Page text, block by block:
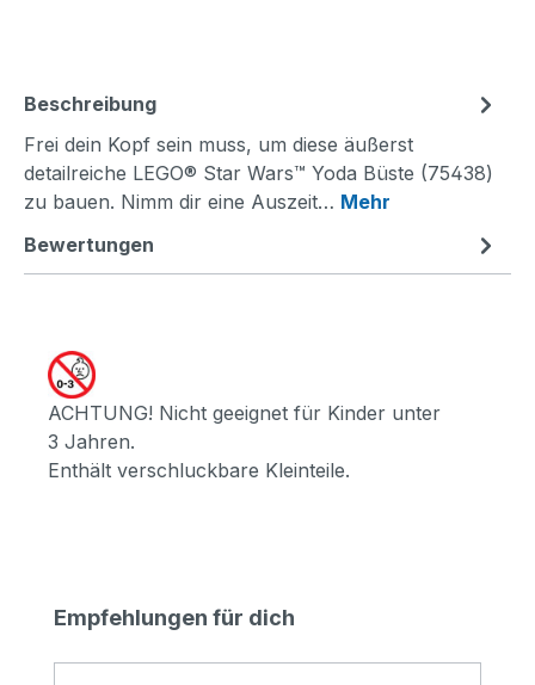
Beschreibung
Frei dein Kopf sein muss, um diese äußerst
detailreiche LEGO® Star Wars™ Yoda Büste (75438)
zu bauen. Nimm dir eine Auszeit… Mehr
Bewertungen
ACHTUNG! Nicht geeignet für Kinder unter
3 Jahren.
Enthält verschluckbare Kleinteile.
Produktgalerie überspringen
Empfehlungen für dich